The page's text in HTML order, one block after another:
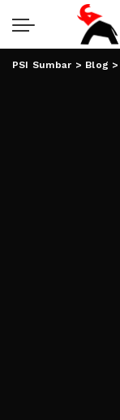
PSI Sumbar > Blog >